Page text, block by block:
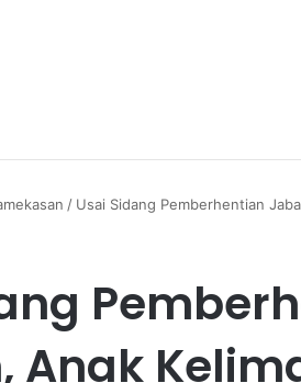
/ Usai Sidang Pemberhentian
Anak